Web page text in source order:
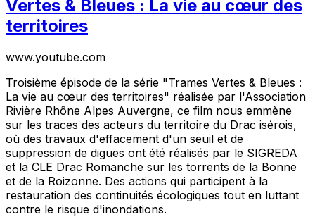
Vertes & Bleues : La vie au cœur des
territoires
www.youtube.com
Troisième épisode de la série "Trames Vertes & Bleues :
La vie au cœur des territoires" réalisée par l'Association
Rivière Rhône Alpes Auvergne, ce film nous emmène
sur les traces des acteurs du territoire du Drac isérois,
où des travaux d'effacement d'un seuil et de
suppression de digues ont été réalisés par le SIGREDA
et la CLE Drac Romanche sur les torrents de la Bonne
et de la Roizonne. Des actions qui participent à la
restauration des continuités écologiques tout en luttant
contre le risque d'inondations.